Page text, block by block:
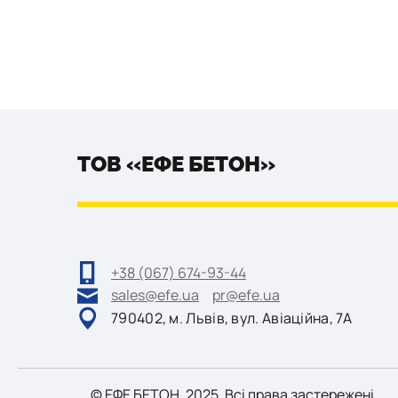
ТОВ «ЕФЕ БЕТОН»
+38 (067) 674-93-44
sales@efe.ua
pr@efe.ua
790402, м. Львів, вул. Авіаційна, 7А